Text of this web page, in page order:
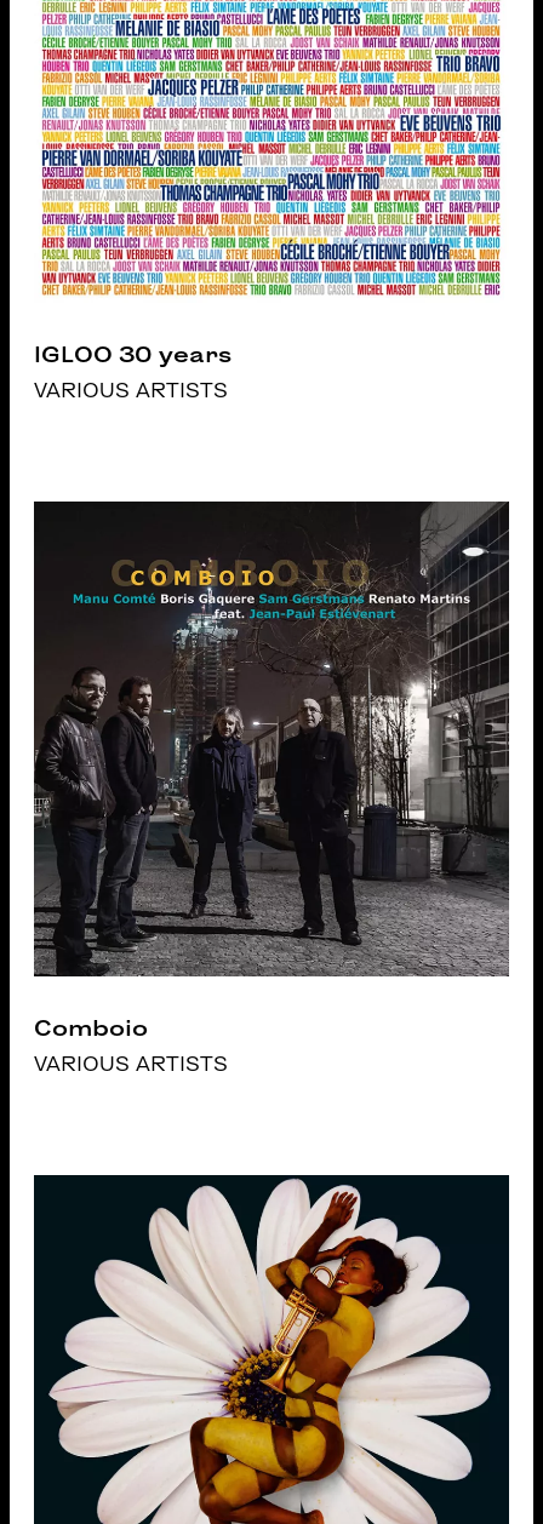
IGLOO 30 years
VARIOUS ARTISTS
Comboio
VARIOUS ARTISTS